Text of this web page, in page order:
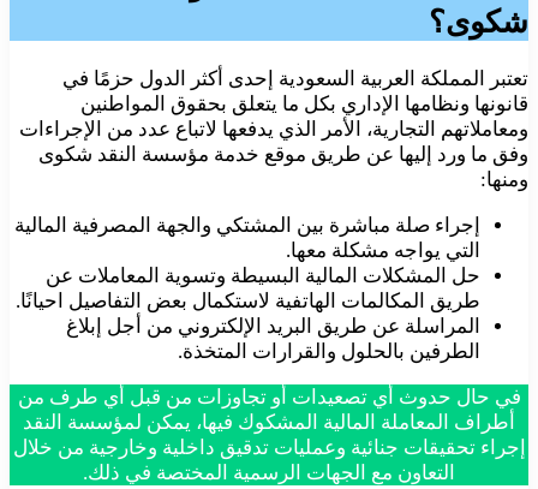
شكوى؟
تعتبر المملكة العربية السعودية إحدى أكثر الدول حزمًا في
قانونها ونظامها الإداري بكل ما يتعلق بحقوق المواطنين
ومعاملاتهم التجارية، الأمر الذي يدفعها لاتباع عدد من الإجراءات
وفق ما ورد إليها عن طريق موقع خدمة مؤسسة النقد شكوى
ومنها:
إجراء صلة مباشرة بين المشتكي والجهة المصرفية المالية
التي يواجه مشكلة معها.
حل المشكلات المالية البسيطة وتسوية المعاملات عن
طريق المكالمات الهاتفية لاستكمال بعض التفاصيل احيانًا.
المراسلة عن طريق البريد الإلكتروني من أجل إبلاغ
الطرفين بالحلول والقرارات المتخذة.
في حال حدوث أي تصعيدات أو تجاوزات من قبل أي طرف من
أطراف المعاملة المالية المشكوك فيها، يمكن لمؤسسة النقد
إجراء تحقيقات جنائية وعمليات تدقيق داخلية وخارجية من خلال
التعاون مع الجهات الرسمية المختصة في ذلك.